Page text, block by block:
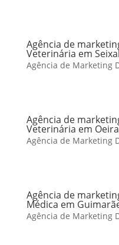
Agência de
Veterinária em
Agência de Marketing
Agência de
Veterinária em
Agência de Marketing
Agência de
Médica em
Agência de Marketing